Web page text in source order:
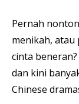
Pernah
menikah,
cinta
dan kini
Chinese